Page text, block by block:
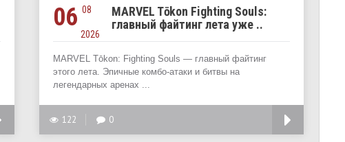
06 08
2026
MARVEL Tōkon Fighting Souls:
главный файтинг лета уже ..
MARVEL Tōkon: Fighting Souls — главный файтинг
этого лета. Эпичные комбо-атаки и битвы на
легендарных аренах ...
122 0